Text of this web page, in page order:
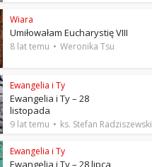
Wiara
Umiłowałam Eucharystię VIII
8 lat temu Weronika Tsu
Ewangelia i Ty
Ewangelia i Ty – 28
listopada
9 lat temu ks. Stefan Radziszewski
Ewangelia i Ty
Ewangelia i Ty – 28 lipca